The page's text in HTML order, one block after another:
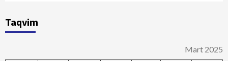
Taqvim
Mart 2025